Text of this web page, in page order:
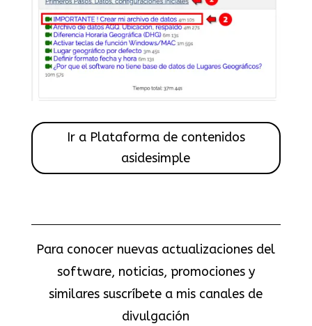
Ir a Plataforma de contenidos
asidesimple
Para conocer nuevas actualizaciones del
software, noticias, promociones y
similares suscríbete a mis canales de
divulgación